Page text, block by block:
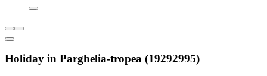
Holiday in Parghelia-tropea (19292995)